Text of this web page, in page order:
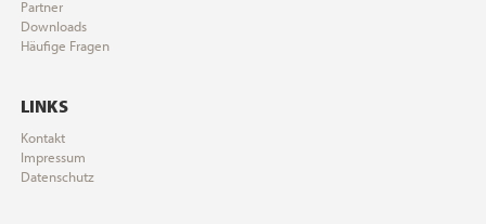
Partner
Downloads
Häufige Fragen
LINKS
Kontakt
Impressum
Datenschutz